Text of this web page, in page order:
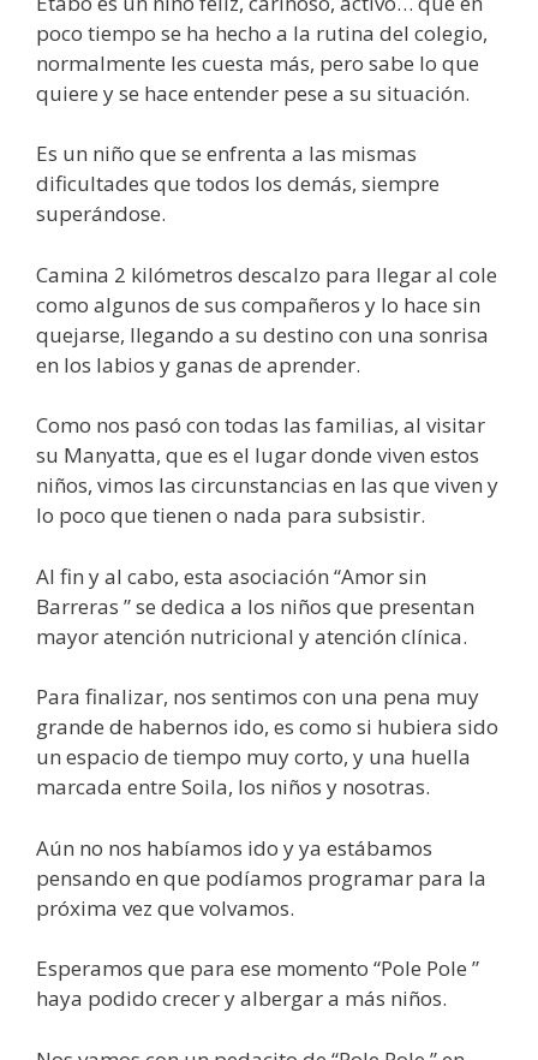
poco tiempo se ha hecho a la rutina del colegio,
normalmente les cuesta más, pero sabe lo que
quiere y se hace entender pese a su situación.
Es un niño que se enfrenta a las mismas
dificultades que todos los demás, siempre
superándose.
Camina 2 kilómetros descalzo para llegar al cole
como algunos de sus compañeros y lo hace sin
quejarse, llegando a su destino con una sonrisa
en los labios y ganas de aprender.
Como nos pasó con todas las familias, al visitar
su Manyatta, que es el lugar donde viven estos
niños, vimos las circunstancias en las que viven y
lo poco que tienen o nada para subsistir.
Al fin y al cabo, esta asociación “Amor sin
Barreras ” se dedica a los niños que presentan
mayor atención nutricional y atención clínica.
Para finalizar, nos sentimos con una pena muy
grande de habernos ido, es como si hubiera sido
un espacio de tiempo muy corto, y una huella
marcada entre Soila, los niños y nosotras.
Aún no nos habíamos ido y ya estábamos
pensando en que podíamos programar para la
próxima vez que volvamos.
Esperamos que para ese momento “Pole Pole ”
haya podido crecer y albergar a más niños.